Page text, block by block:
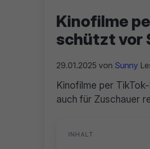
Kinofilme
schützt vor
29.01.2025 von Sunny
Kinofilme per
auch für Zuschauer
INHALT